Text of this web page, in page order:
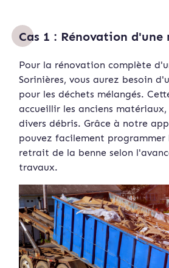
Cas 1 : Rénovation d'une
Pour la rénovation complète
Sorinières, vous aurez besoin
pour les déchets mélangés.
accueillir les anciens
divers débris. Grâce à notre
pouvez facilement
retrait de la benne selon
travaux.